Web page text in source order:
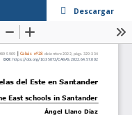
Descargar